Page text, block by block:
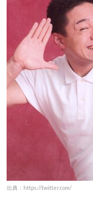
出典：https://twitter.com/